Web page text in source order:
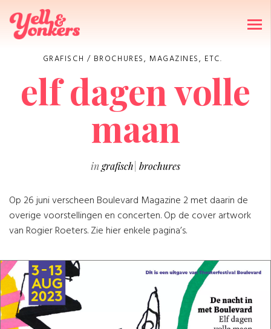
GRAFISCH / BROCHURES, MAGAZINES, ETC.
elf dagen volle
maan
ingrafisch brochures
Op 26 juni verscheen Boulevard Magazine 2 met daarin de
overige voorstellingen en concerten. Op de cover artwork
van Rogier Roeters. Zie hier enkele pagina’s.